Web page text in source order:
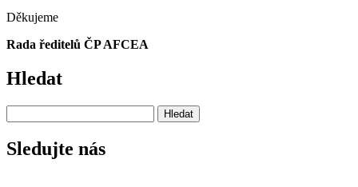
Děkujeme
Rada ředitelů ČP AFCEA
Hledat
Sledujte nás